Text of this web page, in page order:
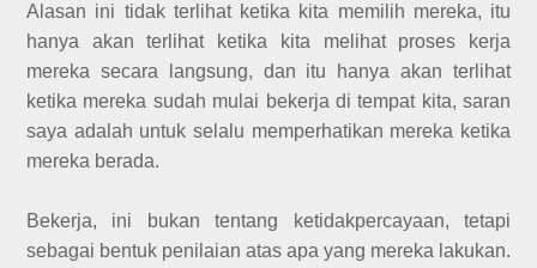
Alasan ini tidak terlihat ketika kita memilih mereka, itu
hanya akan terlihat ketika kita melihat proses kerja
mereka secara langsung, dan itu hanya akan terlihat
ketika mereka sudah mulai bekerja di tempat kita, saran
saya adalah untuk selalu memperhatikan mereka ketika
mereka berada.
Bekerja, ini bukan tentang ketidakpercayaan, tetapi
sebagai bentuk penilaian atas apa yang mereka lakukan.